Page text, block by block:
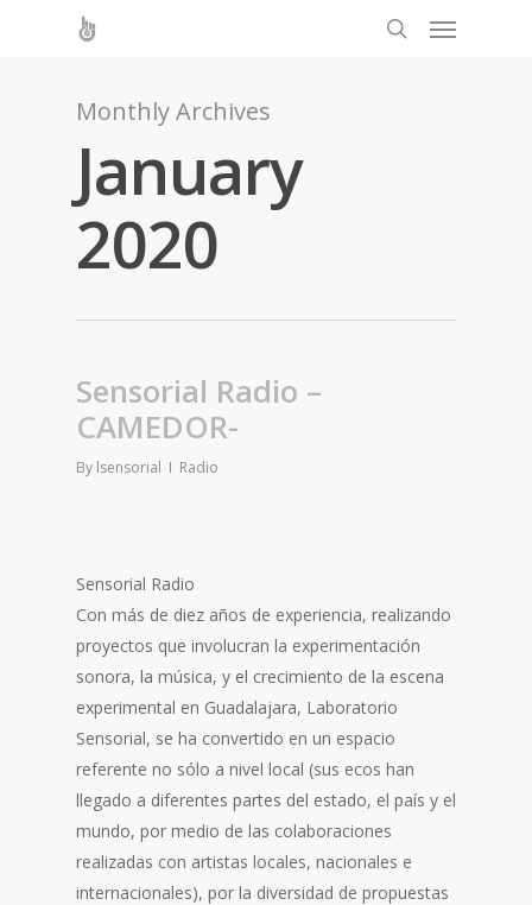
Monthly Archives
January
2020
Sensorial Radio –
CAMEDOR-
By lsensorial Radio
Sensorial Radio
Con más de diez años de experiencia, realizando
proyectos que involucran la experimentación
sonora, la música, y el crecimiento de la escena
experimental en Guadalajara, Laboratorio
Sensorial, se ha convertido en un espacio
referente no sólo a nivel local (sus ecos han
llegado a diferentes partes del estado, el país y el
mundo, por medio de las colaboraciones
realizadas con artistas locales, nacionales e
internacionales), por la diversidad de propuestas